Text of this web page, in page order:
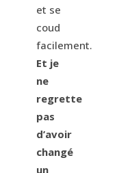
et se
coud
facilement.
Et je
ne
regrette
pas
d’avoir
changé
un